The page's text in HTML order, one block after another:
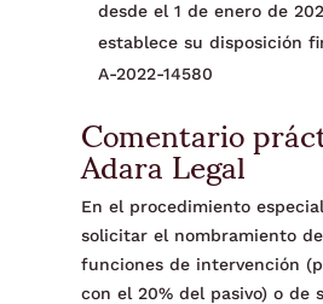
desde el 1 de enero de
establece su disposición
A-2022-14580
Comentario
Adara Legal
En el procedimiento
solicitar el nombramiento
funciones de intervención
con el 20% del pasivo) o de